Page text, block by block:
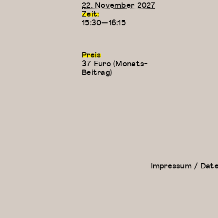
22. November 2027
Zeit:
15:30—16:15
Preis
37 Euro (Monats-
Beitrag)
Impressum /